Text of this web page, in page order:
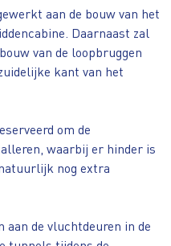
aan de bouw van het
Daarnaast zal
van de loopbruggen
kant van het
om de
waarbij er hinder is
nog extra
de vluchtdeuren in de